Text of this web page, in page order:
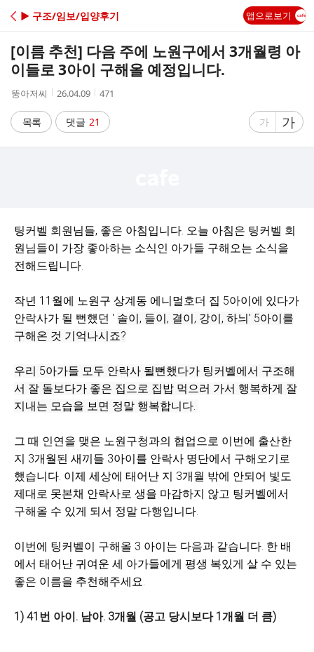
C
A
▶ 구조/임보/입양후기 앱으로보기
[이름 추천] 다음 주에 노원구에서 3개월령 아
이들로 3아이 구해올 예정입니다.
작
자
뚱아저씨
작
시
간
26.04.09
조
수
471
목록 댓글 21
글
게
가
글
자
게
가
팅커벨 회원님들, 좋은 아침입니다. 오늘 아침은 팅커벨 회
원님들이 가장 좋아하는 소식인 아가들 구해오는 소식을
전해드립니다.
작년 11월에 노원구 상계동 에니멀호더 집 5아이에 있다가
안락사가 될 뻔했던 ' 솔이, 들이, 결이, 강이, 하늬' 5아이를
구해온 것 기억나시죠?
우리 5아가들 모두 안락사 될뻔했다가 팅커벨에서 구조해
서 잘 돌보다가 좋은 집으로 집밥 먹으러 가서 행복하게 잘
지내는 모습을 보면 정말 행복합니다.
그 때 인연을 맺은 노원구청과의 협업으로 이번에 출산한
지 3개월된 새끼들 3아이를 안락사 명단에서 구해오기로
했습니다. 이제 세상에 태어난 지 3개월 밖에 안되어 빛도
제대로 못본채 안락사로 생을 마감하지 않고 팅커벨에서
구해올 수 있게 되서 정말 다행입니다.
이번에 팅커벨이 구해올 3 아이는 다음과 같습니다. 한 배
에서 태어난 귀여운 세 아가들에게 평생 복있게 살 수 있는
좋은 이름을 추천해주세요.
1) 41번 아이. 남아. 3개월 (공고 당시보다 1개월 더 큼)